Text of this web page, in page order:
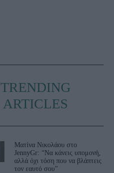
TRENDING
ARTICLES
Ματίνα Νικολάου στο
JennyGr: “Να κάνεις υπομονή,
αλλά όχι τόση που να βλάπτεις
τον εαυτό σου”